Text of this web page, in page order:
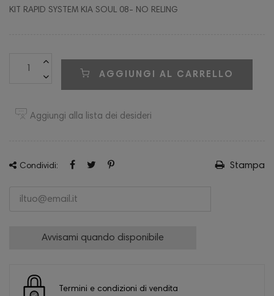
KIT RAPID SYSTEM KIA SOUL 08- NO RELING
AGGIUNGI AL CARRELLO
Aggiungi alla lista dei desideri
Condividi:
Avvisami quando disponibile
Stampa
Termini e condizioni di vendita